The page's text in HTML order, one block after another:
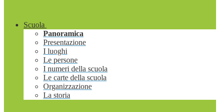
Scuola
Panoramica
Presentazione
I luoghi
Le persone
I numeri della scuola
Le carte della scuola
Organizzazione
La storia